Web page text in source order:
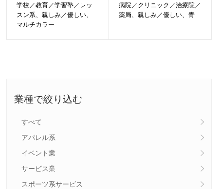
業種で絞り込む
すべて
アパレル系
イベント業
サービス業
スポーツ系サービス
学校／教育／学習塾／レッ
スン系、親しみ／優しい、
マルチカラー
病院／クリニック／治療院／
薬局、親しみ／優しい、青